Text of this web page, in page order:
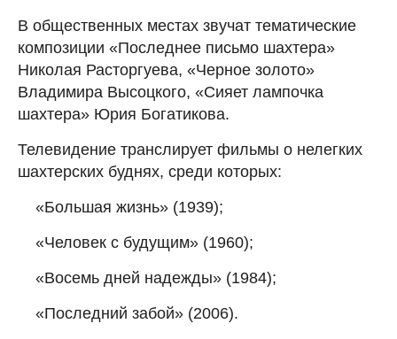
В общественных местах звучат тематические
композиции «Последнее письмо шахтера»
Николая Расторгуева, «Черное золото»
Владимира Высоцкого, «Сияет лампочка
шахтера» Юрия Богатикова.
Телевидение транслирует фильмы о нелегких
шахтерских буднях, среди которых:
«Большая жизнь» (1939);
«Человек с будущим» (1960);
«Восемь дней надежды» (1984);
«Последний забой» (2006).